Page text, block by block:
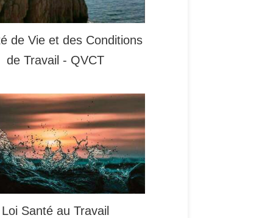
de Vie et des Conditions
de Travail - QVCT
Loi Santé au Travail